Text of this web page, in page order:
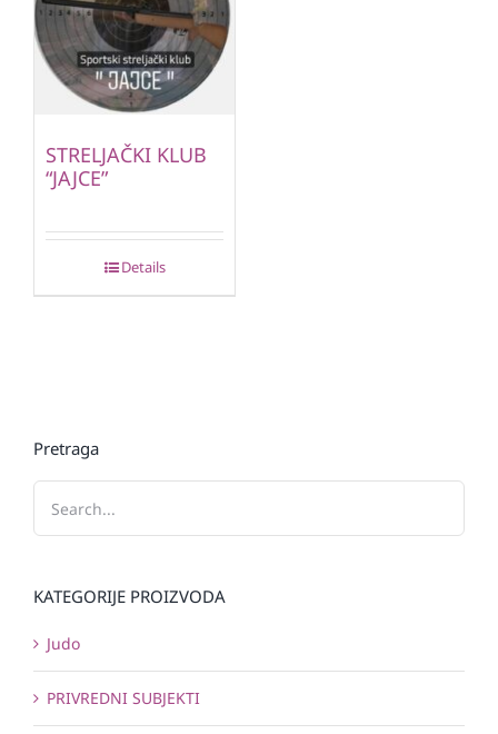
STRELJAČKI KLUB
“JAJCE”
Details
Pretraga
KATEGORIJE PROIZVODA
Judo
PRIVREDNI SUBJEKTI